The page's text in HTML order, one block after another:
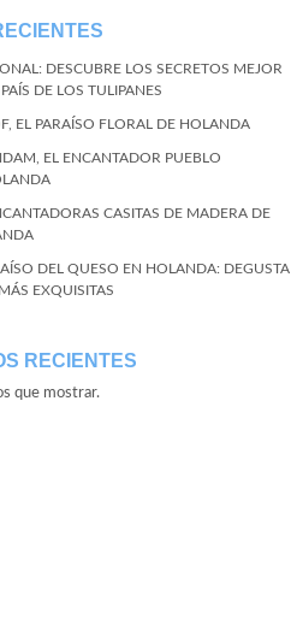
DESCUBRE LOS SECRETOS MEJOR
DE LOS TULIPANES
EL PARAÍSO FLORAL DE HOLANDA
EL ENCANTADOR PUEBLO
CASITAS DE MADERA DE
DEL QUESO EN HOLANDA: DEGUSTA
EXQUISITAS
RECIENTES
que mostrar.